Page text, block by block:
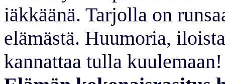
iäkkäänä. Tarjolla on
elämästä. Huumoria,
kannattaa tulla kuulemaan!